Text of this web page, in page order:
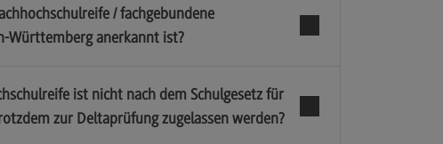
/ fachgebundene
Württemberg anerkannt ist?
ist nicht nach dem Schulgesetz für
zur Deltaprüfung zugelassen werden?